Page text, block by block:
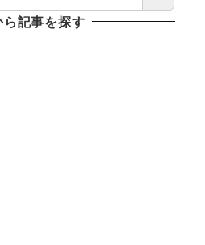
記事を探す